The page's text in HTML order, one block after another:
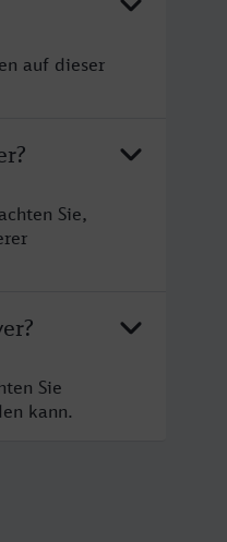
auf dieser
Sie,
Sie
kann.